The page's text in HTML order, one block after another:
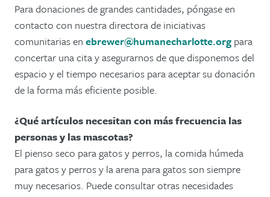
Para donaciones de grandes cantidades, póngase en
contacto con nuestra directora de iniciativas
comunitarias en ebrewer@humanecharlotte.org para
concertar una cita y asegurarnos de que disponemos del
espacio y el tiempo necesarios para aceptar su donación
de la forma más eficiente posible.
¿Qué artículos necesitan con más frecuencia las
personas y las mascotas?
El pienso seco para gatos y perros, la comida húmeda
para gatos y perros y la arena para gatos son siempre
muy necesarios. Puede consultar otras necesidades